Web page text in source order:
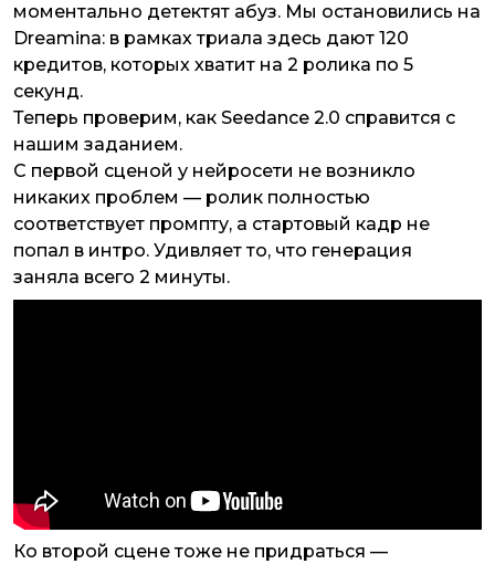
моментально детектят абуз. Мы остановились на
Dreamina: в рамках триала здесь дают 120
кредитов, которых хватит на 2 ролика по 5
секунд.
Теперь проверим, как Seedance 2.0 справится с
нашим заданием.
С первой сценой у нейросети не возникло
никаких проблем — ролик полностью
соответствует промпту, а стартовый кадр не
попал в интро. Удивляет то, что генерация
заняла всего 2 минуты.
Ко второй сцене тоже не придраться —